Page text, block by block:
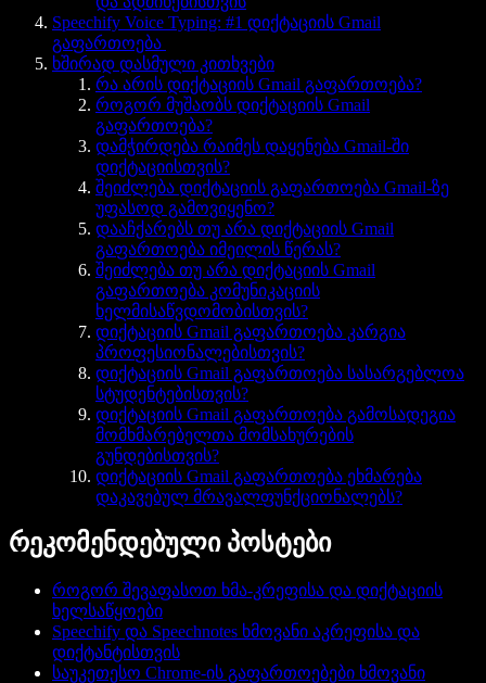
Speechify Voice Typing: #1 დიქტაციის Gmail
გაფართოება
ხშირად დასმული კითხვები
რა არის დიქტაციის Gmail გაფართოება?
როგორ მუშაობს დიქტაციის Gmail
გაფართოება?
დამჭირდება რაიმეს დაყენება Gmail-ში
დიქტაციისთვის?
შეიძლება დიქტაციის გაფართოება Gmail-ზე
უფასოდ გამოვიყენო?
დააჩქარებს თუ არა დიქტაციის Gmail
გაფართოება იმეილის წერას?
შეიძლება თუ არა დიქტაციის Gmail
გაფართოება კომუნიკაციის
ხელმისაწვდომობისთვის?
დიქტაციის Gmail გაფართოება კარგია
პროფესიონალებისთვის?
დიქტაციის Gmail გაფართოება სასარგებლოა
სტუდენტებისთვის?
დიქტაციის Gmail გაფართოება გამოსადეგია
მომხმარებელთა მომსახურების
გუნდებისთვის?
დიქტაციის Gmail გაფართოება ეხმარება
დაკავებულ მრავალფუნქციონალებს?
რეკომენდებული პოსტები
როგორ შევაფასოთ ხმა-კრეფისა და დიქტაციის
ხელსაწყოები
Speechify და Speechnotes ხმოვანი აკრეფისა და
დიქტანტისთვის
საუკეთესო Chrome-ის გაფართოებები ხმოვანი